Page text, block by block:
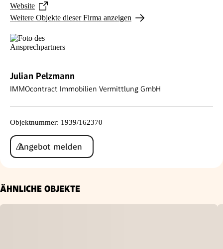
Website
Weitere Objekte dieser Firma anzeigen
Julian Pelzmann
IMMOcontract Immobilien Vermittlung GmbH
Objektnummer: 1939/162370
Angebot melden
ÄHNLICHE OBJEKTE